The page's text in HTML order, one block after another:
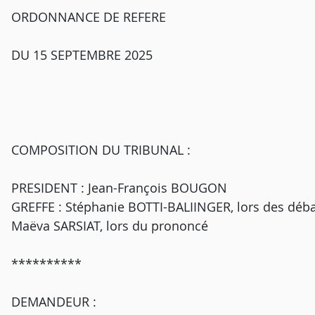
ORDONNANCE DE REFERE
DU 15 SEPTEMBRE 2025
COMPOSITION DU TRIBUNAL :
PRESIDENT : Jean-François BOUGON
GREFFE : Stéphanie BOTTI-BALIINGER, lors des
Maëva SARSIAT, lors du prononcé
**********
DEMANDEUR :